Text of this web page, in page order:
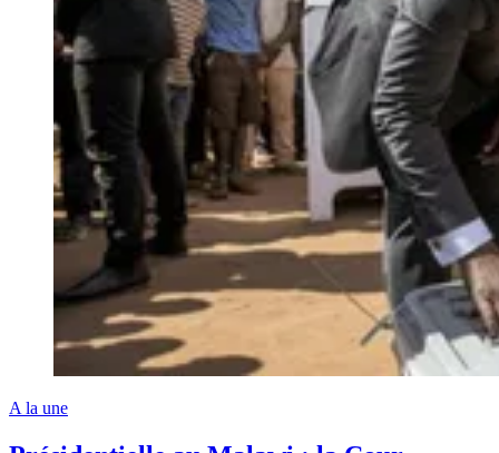
A la une